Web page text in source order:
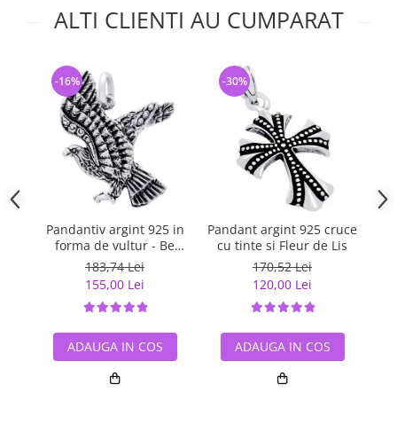
ALTI CLIENTI AU CUMPARAT
Pandantiv argint 925 in
forma de vultur - Be
Daring
183,74 Lei
155,00 Lei
-16%
ADAUGA IN COS
Pandant argint 925 cruce
cu tinte si Fleur de Lis
170,52 Lei
120,00 Lei
-30%
ADAUGA IN COS